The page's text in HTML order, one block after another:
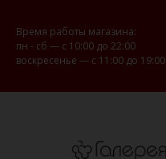
Время работы магазина:
пн - сб — с 10:00 до 22:00
воскресенье — с 11:00 до 19:00